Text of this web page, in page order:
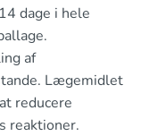
dage i hele
af
Lægemidlet
reducere
reaktioner.